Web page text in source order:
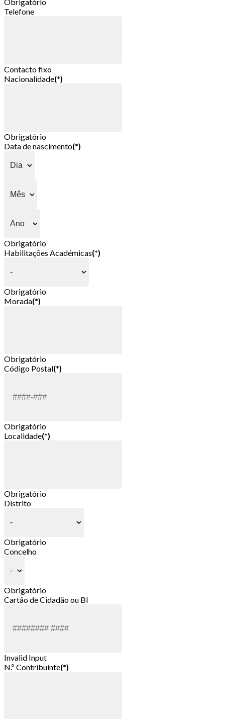
Telefone
Contacto fixo
Nacionalidade(*)
Obrigatório
Data de nascimento(*)
Obrigatório
Habilitações Académicas(*)
Obrigatório
Morada(*)
Obrigatório
Código Postal(*)
Obrigatório
Localidade(*)
Obrigatório
Distrito
Obrigatório
Concelho
Obrigatório
Cartão de Cidadão ou BI
Invalid Input
N.º Contribuinte(*)